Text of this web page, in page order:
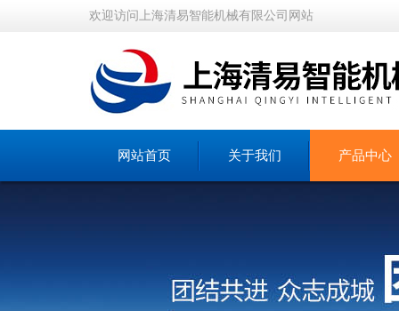
欢迎访问上海清易智能机械有限公司网站
网站首页 关于我们 产品中心